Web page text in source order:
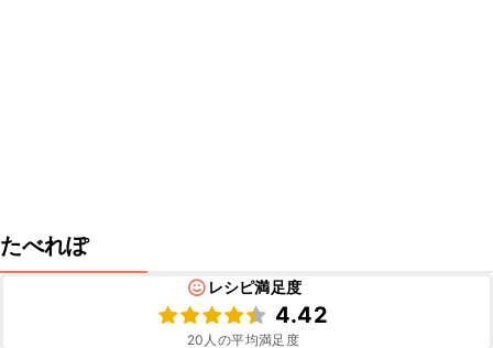
たべれぽ
レシピ満足度
4.42
20 人の平均満足度